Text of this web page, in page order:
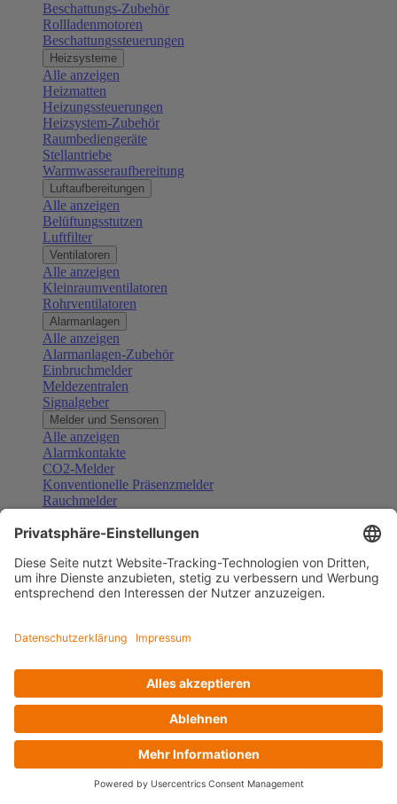
Beschattungs-Zubehör
Rollladenmotoren
Beschattungssteuerungen
Heizsysteme
Alle anzeigen
Heizmatten
Heizungssteuerungen
Heizsystem-Zubehör
Raumbediengeräte
Stellantriebe
Warmwasseraufbereitung
Luftaufbereitungen
Alle anzeigen
Belüftungsstutzen
Luftfilter
Ventilatoren
Alle anzeigen
Kleinraumventilatoren
Rohrventilatoren
Alarmanlagen
Alle anzeigen
Alarmanlagen-Zubehör
Einbruchmelder
Meldezentralen
Signalgeber
Melder und Sensoren
Alle anzeigen
Alarmkontakte
CO2-Melder
Konventionelle Präsenzmelder
Rauchmelder
Gefahrenmelder
Türsprechanlagen
Alle anzeigen
Außenstationen
Klingeltaster und Gongs
Sprechanlagen-Sets
Zubehör Türkommunikation
Videoüberwachung
Zubehör Videoüberwachung
Alle anzeigen